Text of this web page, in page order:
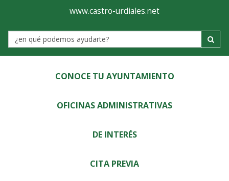
Ayuntamiento
de
Castro-
Urdiales
www.castro-urdiales.net
Label
CONOCE TU AYUNTAMIENTO
OFICINAS ADMINISTRATIVAS
DE INTERÉS
CITA PREVIA